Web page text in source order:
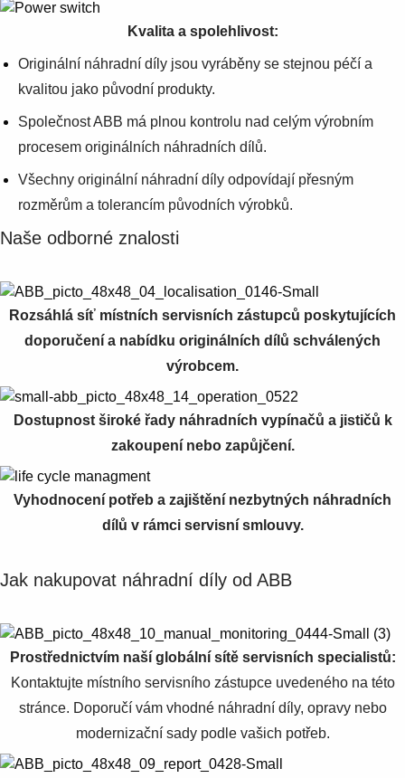
Kvalita a spolehlivost:
Originální náhradní díly jsou vyráběny se stejnou péčí a
kvalitou jako původní produkty.
Společnost ABB má plnou kontrolu nad celým výrobním
procesem originálních náhradních dílů.
Všechny originální náhradní díly odpovídají přesným
rozměrům a tolerancím původních výrobků.
Naše odborné znalosti
Rozsáhlá síť místních servisních zástupců poskytujících
doporučení a nabídku originálních dílů schválených
výrobcem.
Dostupnost široké řady náhradních vypínačů a jističů k
zakoupení nebo zapůjčení.
Vyhodnocení potřeb a zajištění nezbytných náhradních
dílů v rámci servisní smlouvy.
Jak nakupovat náhradní díly od ABB
Prostřednictvím naší globální sítě servisních specialistů:
Kontaktujte místního servisního zástupce uvedeného na této
stránce. Doporučí vám vhodné náhradní díly, opravy nebo
modernizační sady podle vašich potřeb.